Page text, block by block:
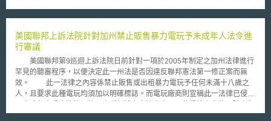
英國電影分級委員會(British Board of Film Classification，簡稱BBFC)審
被「違反美國憲法修正條文第1條－言論自由保障」之理由成功推翻。
通對話之平台，係APEC解決亞太糧食安全所建構之機制，茲就本次會議作
係機制（ＰＰＦＳ）全於會中作成3項倡議：第一，加強APEC成員糧農政
策對話與交流，協商區域合作的規劃和措施。第二，降低貿易和投資成本，
消除貿易壁壘促進糧農貿易。第三，加強各政府、產業與個體農民交流，促
進私部門參與糧食安全之商業模式，以利亞太糧食安全之永續。相關糧食安
全議題及合作方向包括：糧食生產與技術移轉跨國合作；糧食儲備、供應鏈
及降低糧損技術之交流與合作和貿易合作、投資與基礎建設等。 2.本次會議
除作成前述宣示性倡議外， 另通過「ＡＰＥＣ減少糧食損失和浪費行動計
美國聯邦上訴法院針對加州禁止販售暴力電玩予未成年人法令進
行審議
美國聯邦第9巡迴上訴法院日前針對一項於2005年制定之加州法律進行
罕見的聽審程序，以便決定此一州法是否因違反聯邦憲法第一修正案而無
效。 此一法律之內容係禁止販售或出租暴力電玩予任何未滿十八歲之
人，且要求此種電玩均須加以明確標誌。而電玩廠商則宣稱此一法律已侵犯
下級法院已對此一案件做出電玩廠商勝訴之判決外，其他的州法院也紛紛做